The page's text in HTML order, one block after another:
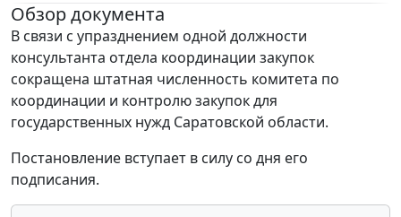
Обзор документа
В связи с упразднением одной должности
консультанта отдела координации закупок
сокращена штатная численность комитета по
координации и контролю закупок для
государственных нужд Саратовской области.
Постановление вступает в силу со дня его
подписания.